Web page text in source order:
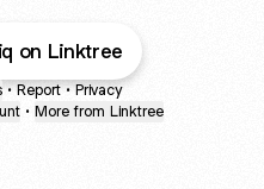
on Linktree
• Report • Privacy
• More from Linktree